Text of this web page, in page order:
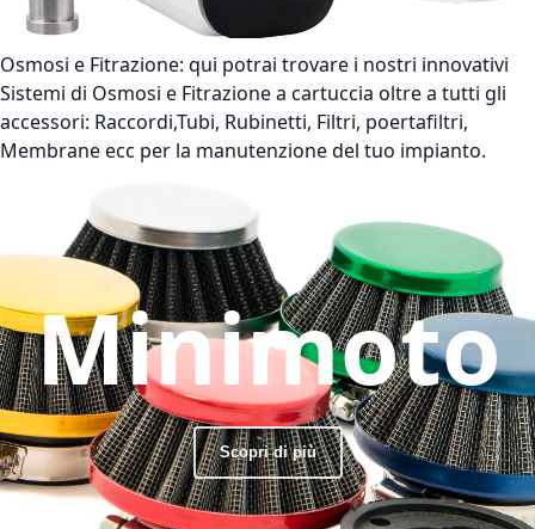
Osmosi e Fitrazione: qui potrai trovare i nostri innovativi
Sistemi di Osmosi e Fitrazione a cartuccia oltre a tutti gli
accessori: Raccordi,Tubi, Rubinetti, Filtri, poertafiltri,
Membrane ecc per la manutenzione del tuo impianto.
Minimoto
Scopri di più